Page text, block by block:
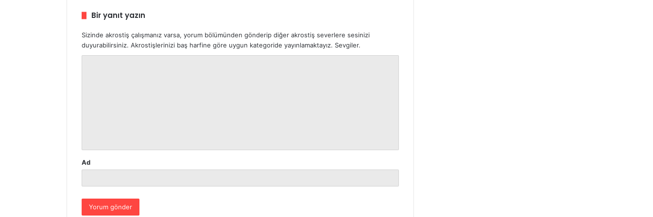
Bir yanıt yazın
Sizinde akrostiş çalışmanız varsa, yorum bölümünden gönderip diğer akrostiş severlere sesinizi
duyurabilirsiniz. Akrostişlerinizi baş harfine göre uygun kategoride yayınlamaktayız. Sevgiler.
Ad